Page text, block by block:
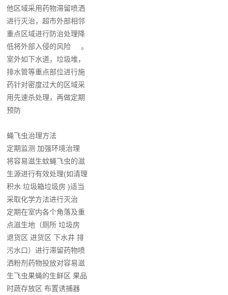
他区域采用药物滞留喷洒
进行灭治，超市外部相邻
重点区域进行防治处理降
低将外部入侵的风险 。
室外如下水道，垃圾堆，
排水管等重点部位进行施
药针对密度过大的区域采
用先速杀处理，再做定期
预防
蝇飞虫治理方法
定期监测 加强环境治理
将容易滋生蚊蝇飞虫的滋
生源进行有效处理(如清理
积水 垃圾箱垃圾房 )适当
采取化学方法进行灭治
定期在室内各个角落及重
点滋生地（厕所 垃圾房
退货区 进货区 下水井 排
污水口）进行滞留药物喷
洒粉剂药物投放对容易滋
生飞虫果蝇的生鲜区 果品
时蔬存放区 布置诱捕器